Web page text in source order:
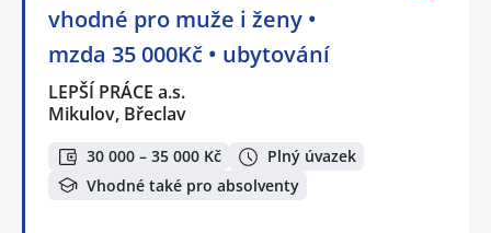
vhodné pro muže i ženy •
mzda 35 000Kč • ubytování
LEPŠÍ PRÁCE a.s.
Mikulov, Břeclav
30 000 – 35 000 Kč
Plný úvazek
Vhodné také pro absolventy